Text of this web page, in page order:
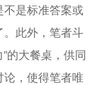
是标准答案或
此外，笔者斗
的大餐桌，供同
，使得笔者唯